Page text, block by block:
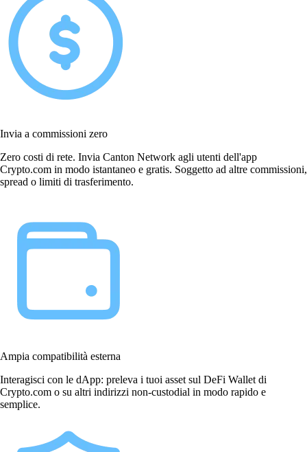
Invia a commissioni zero
Zero costi di rete. Invia Canton Network agli utenti dell'app
Crypto.com in modo istantaneo e gratis. Soggetto ad altre commissioni,
spread o limiti di trasferimento.
Ampia compatibilità esterna
Interagisci con le dApp: preleva i tuoi asset sul DeFi Wallet di
Crypto.com o su altri indirizzi non-custodial in modo rapido e
semplice.